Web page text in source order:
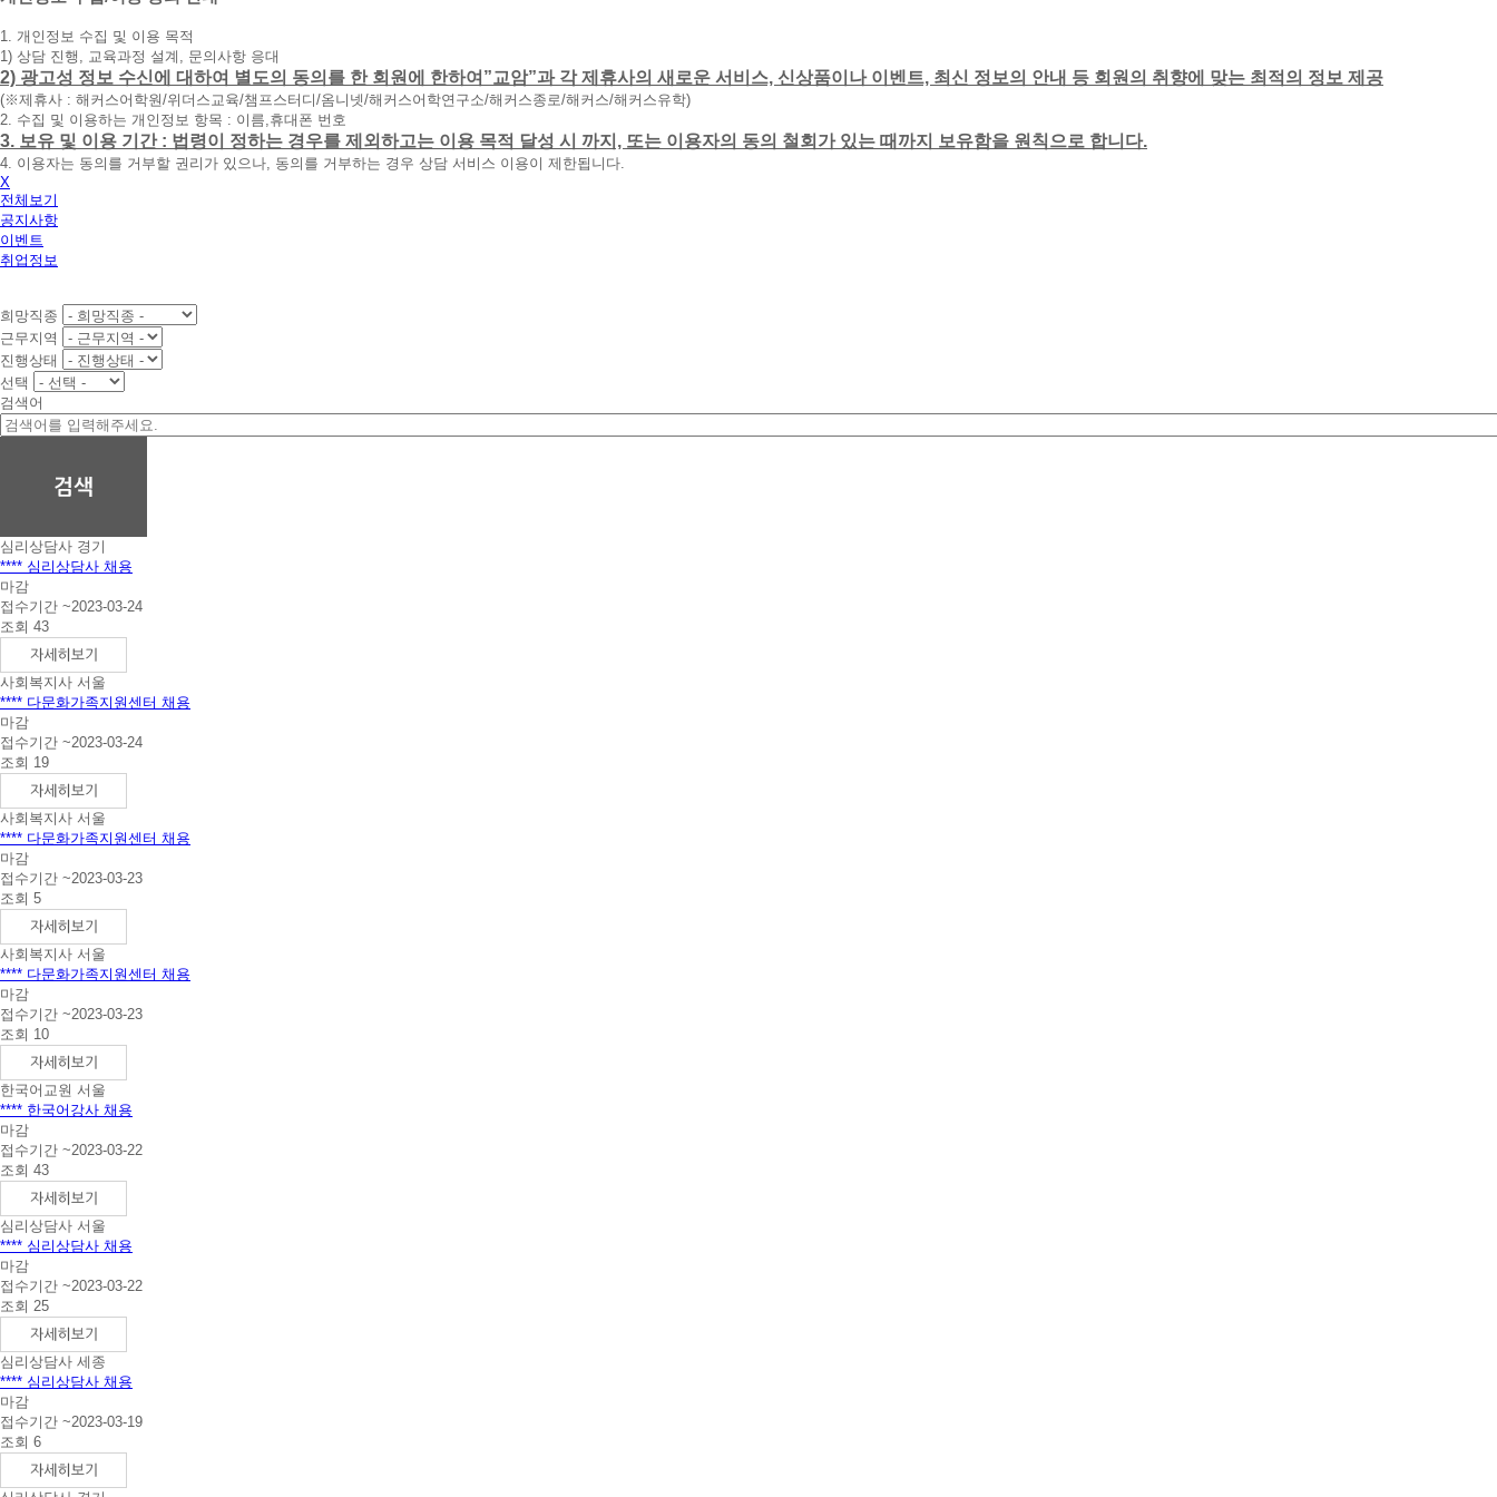
휴
대
폰
번
호
를
입
력
하
시
면
빠
간
내
에
전
화
드
1. 개인정보 수집 및 이용 목적
1) 상담 진행, 교육과정 설계, 문의사항 응대
2) 광고성 정보 수신에 대하여 별도의 동의를 한 회원에 한하여”교암”과 각 제휴사의 새로운 서비스, 신상품이나 이벤트, 최신 정보의 안내 등 회원의 취향에 맞는 최적의 정보 제공
(※제휴사 : 해커스어학원/위더스교육/챔프스터디/옴니넷/해커스어학연구소/해커스종로/해커스/해커스유학)
2. 수집 및 이용하는 개인정보 항목 : 이름,휴대폰 번호
3. 보유 및 이용 기간 : 법령이 정하는 경우를 제외하고는 이용 목적 달성 시 까지, 또는 이용자의 동의 철회가 있는 때까지 보유함을 원칙으로 합니다.
4. 이용자는 동의를 거부할 권리가 있으나, 동의를 거부하는 경우 상담 서비스 이용이 제한됩니다.
X
전체보기
공지사항
이벤트
취업정보
희망직종
근무지역
진행상태
선택
검색어
심리상담사 경기
**** 심리상담사 채용
마감
접수기간 ~2023-03-24
조회 43
사회복지사 서울
**** 다문화가족지원센터 채용
마감
접수기간 ~2023-03-24
조회 19
사회복지사 서울
**** 다문화가족지원센터 채용
마감
접수기간 ~2023-03-23
조회 5
사회복지사 서울
**** 다문화가족지원센터 채용
마감
접수기간 ~2023-03-23
조회 10
한국어교원 서울
**** 한국어강사 채용
마감
접수기간 ~2023-03-22
조회 43
심리상담사 서울
**** 심리상담사 채용
마감
접수기간 ~2023-03-22
조회 25
심리상담사 세종
**** 심리상담사 채용
마감
접수기간 ~2023-03-19
조회 6